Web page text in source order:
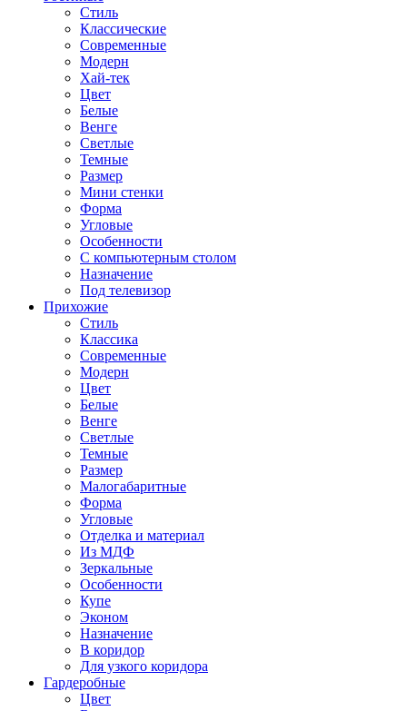
Стиль
Классические
Современные
Модерн
Хай-тек
Цвет
Белые
Венге
Светлые
Темные
Размер
Мини стенки
Форма
Угловые
Особенности
С компьютерным столом
Назначение
Под телевизор
Прихожие
Стиль
Классика
Современные
Модерн
Цвет
Белые
Венге
Светлые
Темные
Размер
Малогабаритные
Форма
Угловые
Отделка и материал
Из МДФ
Зеркальные
Особенности
Купе
Эконом
Назначение
В коридор
Для узкого коридора
Гардеробные
Цвет